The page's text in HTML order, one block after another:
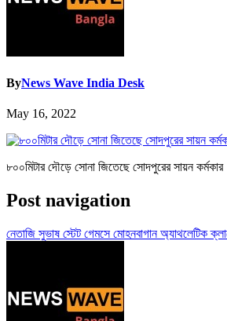
ByNews Wave India Desk
May 16, 2022
৮০০মিটার দৌড়ে সোনা জিতেছে সোদপুরের সায়ন কর্মকার
Post navigation
নেতাজি সুভাষ স্টেট গেমসে মোহনবাগান অ্যাথলেটিক